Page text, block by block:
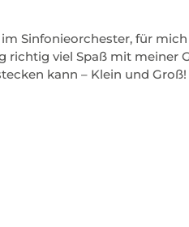
Sinfonieorchester, für
richtig viel Spaß mit meiner
kann – Klein und Groß!